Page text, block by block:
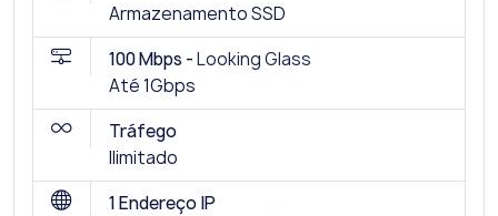
Armazenamento SSD
100 Mbps -Looking Glass
Até 1Gbps
Tráfego
Ilimitado
1 Endereço IP